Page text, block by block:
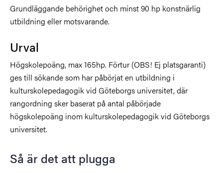
Grundläggande behörighet och minst 90 hp konstnärlig
utbildning eller motsvarande.
Urval
Högskolepoäng, max 165hp. Förtur (OBS! Ej platsgaranti)
ges till sökande som har påbörjat en utbildning i
kulturskolepedagogik vid Göteborgs universitet, där
rangordning sker baserat på antal påbörjade
högskolepoäng inom kulturskolepedagogik vid Göteborgs
universitet.
Så är det att plugga